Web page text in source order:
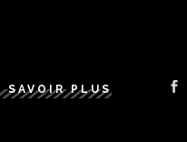
SAVOIR PLUS